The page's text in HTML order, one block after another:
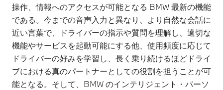
操作、情報へのアクセスが可能となる BMW 最新の機能
である。今までの音声入力と異なり、より自然な会話に
近い言葉で、ドライバーの指示や質問を理解し、適切な
機能やサービスを起動可能にする他、使用頻度に応じて
ドライバーの好みを学習し、長く乗り続けるほどドライ
ブにおける真のパートナーとしての役割を担うことが可
能となる。そして、BMW のインテリジェント・パーソ